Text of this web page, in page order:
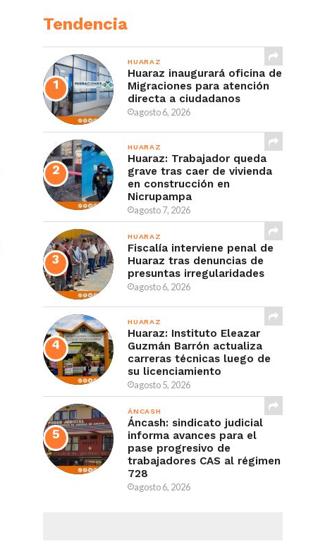
Tendencia
HUARAZ
Huaraz inaugurará oficina de
Migraciones para atención
directa a ciudadanos
agosto 6, 2026
HUARAZ
Huaraz: Trabajador queda
grave tras caer de vivienda
en construcción en
Nicrupampa
agosto 7, 2026
HUARAZ
Fiscalía interviene penal de
Huaraz tras denuncias de
presuntas irregularidades
agosto 6, 2026
HUARAZ
Huaraz: Instituto Eleazar
Guzmán Barrón actualiza
carreras técnicas luego de
su licenciamiento
agosto 5, 2026
ÁNCASH
Áncash: sindicato judicial
informa avances para el
pase progresivo de
trabajadores CAS al régimen
728
agosto 6, 2026